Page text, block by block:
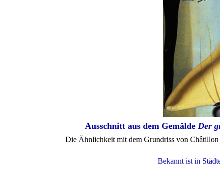
Ausschnitt aus dem Gemälde Der
Die Ähnlichkeit mit dem Grundriss von
Bekannt ist in